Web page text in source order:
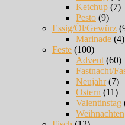
Ketchup (7)
Pesto (9)
Essig/Öl/Gewürz
Marinade (4)
Feste (100)
Advent (60)
Fastnacht/
Neujahr(7)
Ostern (11)
Valentinstag
Weihnachten